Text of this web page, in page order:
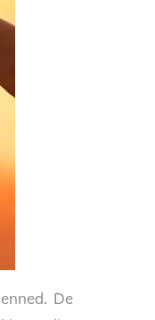
De